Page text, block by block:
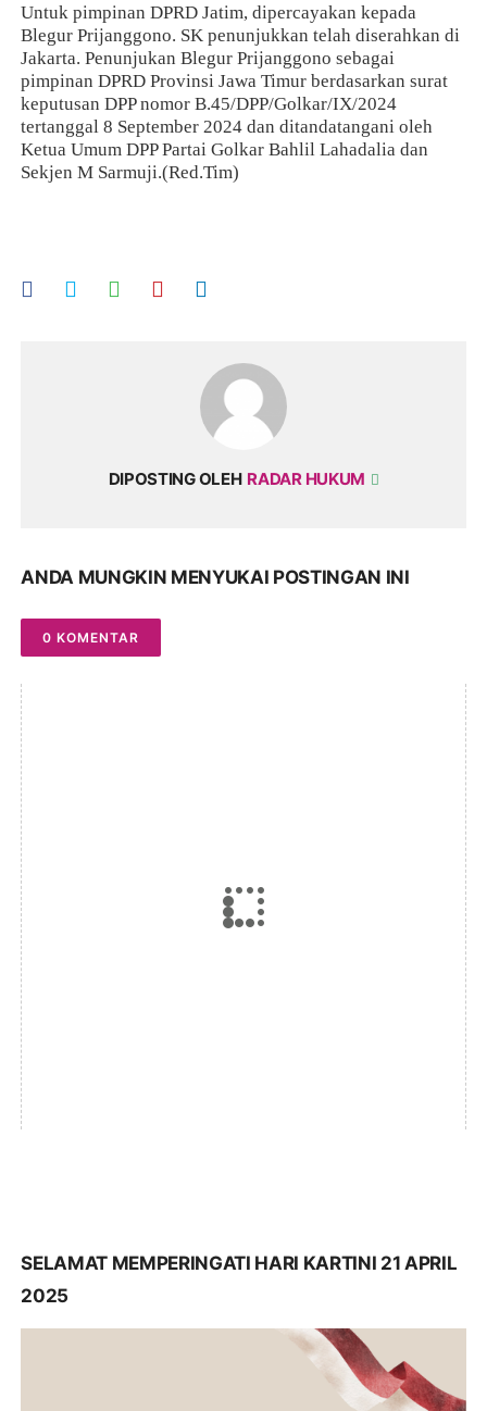
Untuk pimpinan DPRD Jatim, dipercayakan kepada
Blegur Prijanggono. SK penunjukkan telah diserahkan di
Jakarta. Penunjukan Blegur Prijanggono sebagai
pimpinan DPRD Provinsi Jawa Timur berdasarkan surat
keputusan DPP nomor B.45/DPP/Golkar/IX/2024
tertanggal 8 September 2024 dan ditandatangani oleh
Ketua Umum DPP Partai Golkar Bahlil Lahadalia dan
Sekjen M Sarmuji.(Red.Tim)
DIPOSTING OLEH RADAR HUKUM
ANDA MUNGKIN MENYUKAI POSTINGAN INI
0 KOMENTAR
SELAMAT MEMPERINGATI HARI KARTINI 21 APRIL
2025